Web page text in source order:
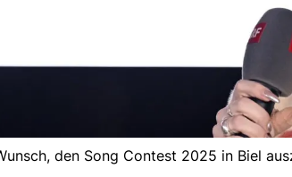
den Song Contest 2025 in Biel